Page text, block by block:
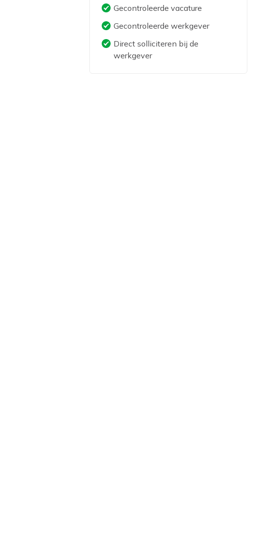
Gecontroleerde vacature
Gecontroleerde werkgever
Direct solliciteren bij de
werkgever